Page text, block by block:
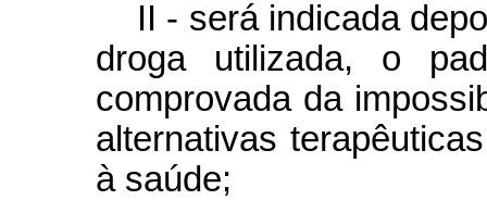
II - será indicada
droga utilizada, o
comprovada da
alternativas
à saúde;